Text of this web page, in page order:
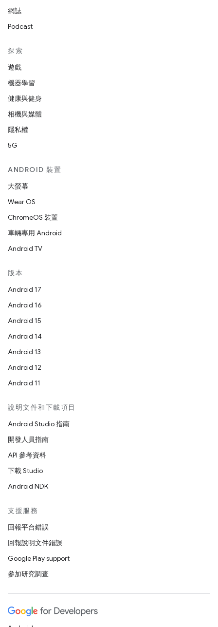
網誌
Podcast
探索
遊戲
機器學習
健康與健身
相機與媒體
隱私權
5G
ANDROID 裝置
大螢幕
Wear OS
ChromeOS 裝置
車輛專用 Android
Android TV
版本
Android 17
Android 16
Android 15
Android 14
Android 13
Android 12
Android 11
說明文件和下載項目
Android Studio 指南
開發人員指南
API 參考資料
下載 Studio
Android NDK
支援服務
回報平台錯誤
回報說明文件錯誤
Google Play support
參加研究調查